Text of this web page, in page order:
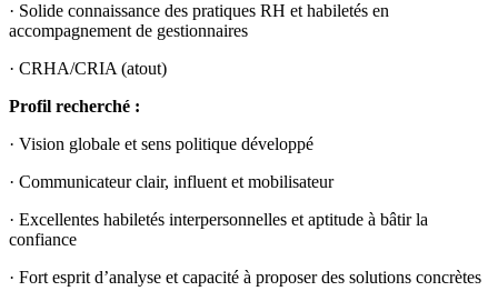
· Solide connaissance des pratiques RH et habiletés en
accompagnement de gestionnaires
· CRHA/CRIA (atout)
Profil recherché :
· Vision globale et sens politique développé
· Communicateur clair, influent et mobilisateur
· Excellentes habiletés interpersonnelles et aptitude à bâtir la
confiance
· Fort esprit d’analyse et capacité à proposer des solutions concrètes